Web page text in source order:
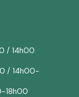
/ 14h00
/ 14h00-
18h00